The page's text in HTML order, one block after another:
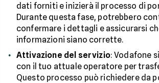
dati forniti e inizierà il processo di
Durante questa fase, potrebbero
confermare i dettagli e assicurarsi
informazioni siano corrette.
Attivazione del servizio: Vodafone
con il tuo attuale operatore per
Questo processo può richiedere da